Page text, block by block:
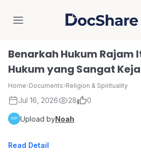
DocShare
Benarkah Hukum Rajam
Hukum yang Sangat
Home›Documents›Religion & Spirituality
Jul 16, 2026 28 0
Upload byNoah
Read Detail